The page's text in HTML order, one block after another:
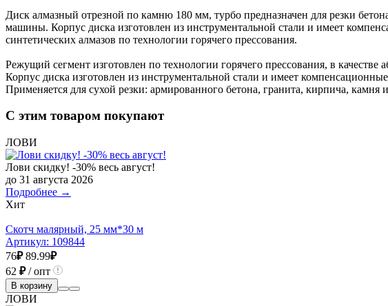
Диск алмазный отрезной по камню 180 мм, турбо предназначен для резки
машины. Корпус диска изготовлен из инструментальной стали и имеет
синтетических алмазов по технологии горячего прессования.
Режущий сегмент изготовлен по технологии горячего прессования, в
Корпус диска изготовлен из инструментальной стали и имеет
Применяется для сухой резки: армированного бетона, гранита, кирпича, камня
С этим товаром покупают
ЛОВИ
Лови скидку! -30% весь август!
до 31 августа 2026
Подробнее →
Хит
Скотч малярный, 25 мм*30 м
Артикул: 109844
76₽ 89.99₽
62 ₽/ опт
В корзину
ЛОВИ